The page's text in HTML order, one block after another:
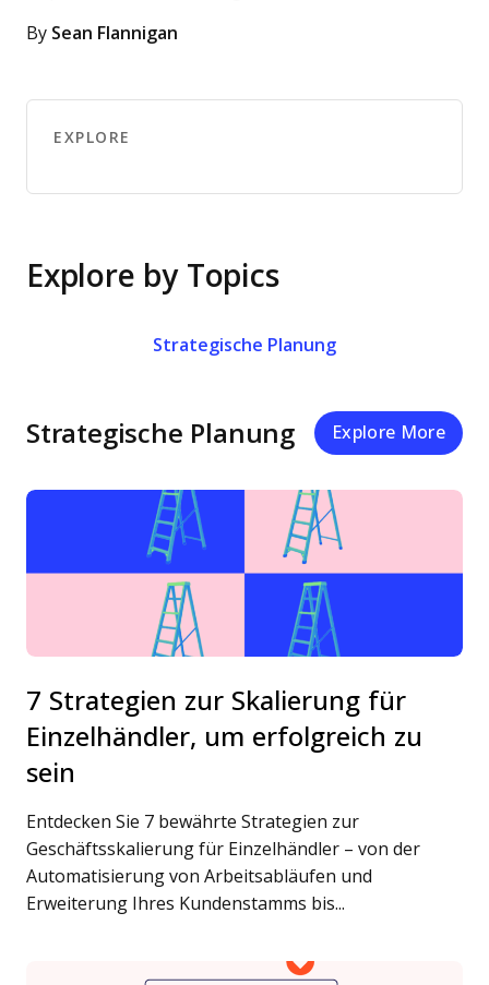
By Sean Flannigan
EXPLORE
Explore by Topics
Strategische Planung
Strategische Planung Explore More
7 Strategien zur Skalierung für
Einzelhändler, um erfolgreich zu
sein
Entdecken Sie 7 bewährte Strategien zur
Geschäftsskalierung für Einzelhändler – von der
Automatisierung von Arbeitsabläufen und
Erweiterung Ihres Kundenstamms bis...